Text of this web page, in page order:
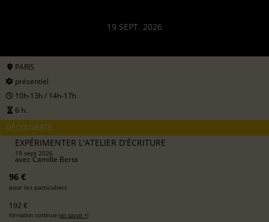
19 SEPT. 2026
PARIS
présentiel
10h-13h / 14h-17h
6 h.
DÉCOUVERTE
EXPÉRIMENTER L'ATELIER D'ÉCRITURE
19 sept 2026
avecCamille Berta
96 €
pour les particuliers
192 €
formation continue (en savoir +)